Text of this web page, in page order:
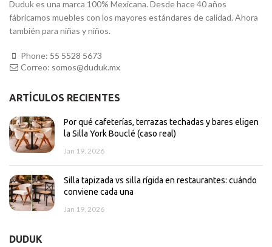
Duduk es una marca 100% Mexicana. Desde hace 40 años
fábricamos muebles con los mayores estándares de calidad. Ahora
también para niñas y niños.
Phone: 55 5528 5673
Correo: somos@duduk.mx
ARTÍCULOS RECIENTES
Por qué cafeterías, terrazas techadas y bares eligen
la Silla York Bouclé (caso real)
Jan 19, 2026
Silla tapizada vs silla rígida en restaurantes: cuándo
conviene cada una
Jan 19, 2026
DUDUK